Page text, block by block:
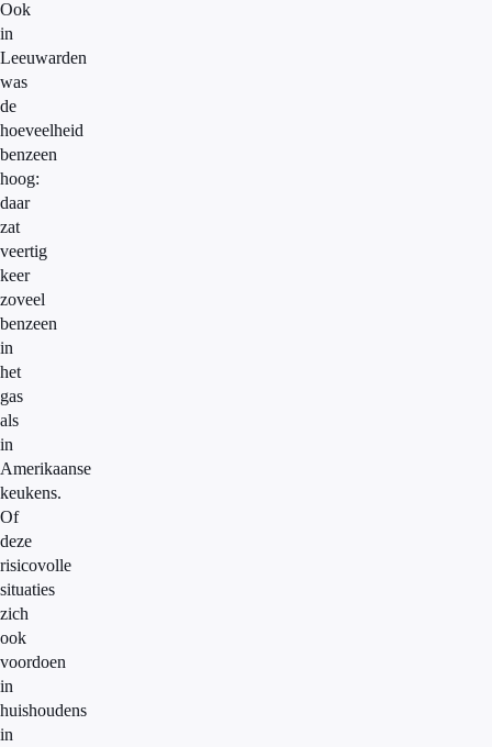
Ook
in
Leeuwarden
was
de
hoeveelheid
benzeen
hoog:
daar
zat
veertig
keer
zoveel
benzeen
in
het
gas
als
in
Amerikaanse
keukens.
Of
deze
risicovolle
situaties
zich
ook
voordoen
in
huishoudens
in